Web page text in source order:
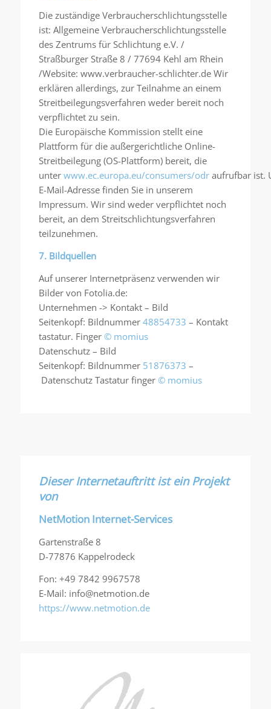
Die zuständige Verbraucherschlichtungsstelle
ist: Allgemeine Verbraucherschlichtungsstelle
des Zentrums für Schlichtung e.V. /
Straßburger Straße 8 / 77694 Kehl am Rhein
/Website: www.verbraucher-schlichter.de Wir
erklären allerdings, zur Teilnahme an einem
Streitbeilegungsverfahren weder bereit noch
verpflichtet zu sein.
Die Europäische Kommission stellt eine
Plattform für die außergerichtliche Online-
Streitbeilegung (OS-Plattform) bereit, die
unter www.ec.europa.eu/consumers/odraufrufbar ist.
E-Mail-Adresse finden Sie in unserem
Impressum. Wir sind weder verpflichtet noch
bereit, an dem Streitschlichtungsverfahren
teilzunehmen.
7. Bildquellen
Auf unserer Internetpräsenz verwenden wir
Bilder von Fotolia.de:
Unternehmen -> Kontakt – Bild
Seitenkopf: Bildnummer 48854733 – Kontakt
tastatur. Finger © momius
Datenschutz – Bild
Seitenkopf: Bildnummer 51876373 –
Datenschutz Tastatur finger © momius
Dieser Internetauftritt ist ein Projekt
von
NetMotion Internet-Services
Gartenstraße 8
D-77876 Kappelrodeck
Fon: +49 7842 9967578
E-Mail: info@netmotion.de
https://www.netmotion.de